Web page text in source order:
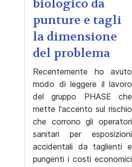
biologico da
punture e tagli
la dimensione
del problema
Recentemente ho avuto
modo di leggere il lavoro
del gruppo PHASE che
mette l'accento sul rischio
che corrono gli operatori
sanitari per esposizioni
accidentali da taglienti e
pungenti i costi economici